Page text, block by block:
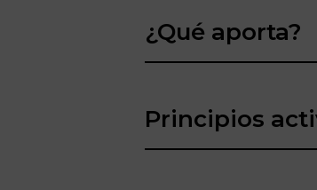
¿Qué aporta?
Principios